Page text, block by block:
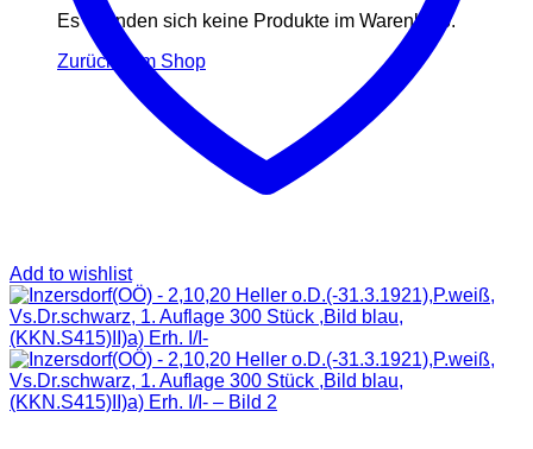
Es befinden sich keine Produkte im Warenkorb.
Zurück zum Shop
Add to wishlist